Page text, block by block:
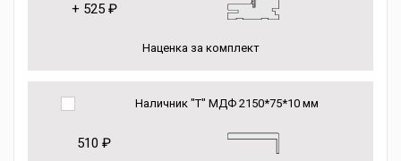
+ 525 ₽
Наценка за комплект
Наличник "Т" МДФ 2150*75*10 мм
510 ₽